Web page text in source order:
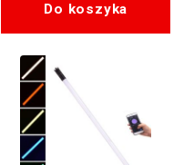
wynosiła:
119,00 zł.
wynosi:
99,00 zł.
Do koszyka